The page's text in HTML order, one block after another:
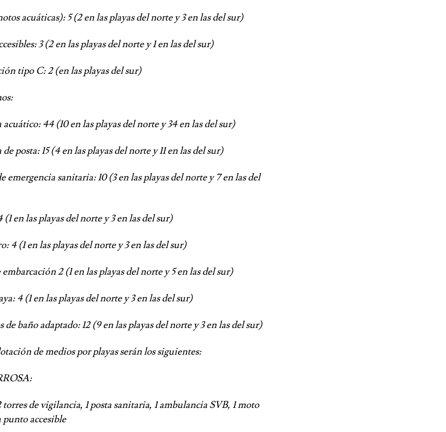
acuáticas): 5 (2 en las playas del norte y 3 en las del sur)
3 (2 en las playas del norte y 1 en las del sur)
C: 2 (en las playas del sur)
44 (10 en las playas del norte y 34 en las del sur)
15 (4 en las playas del norte y 11 en las del sur)
sanitaria: 10 (3 en las playas del norte y 7 en las del
las playas del norte y 3 en las del sur)
en las playas del norte y 3 en las del sur)
2 (1 en las playas del norte y 5 en las del sur)
(1 en las playas del norte y 3 en las del sur)
adaptado: 12 (9 en las playas del norte y 3 en las del sur)
de medios por playas serán los siguientes:
de vigilancia, 1 posta sanitaria, 1 ambulancia SVB, 1 moto
punto accesible